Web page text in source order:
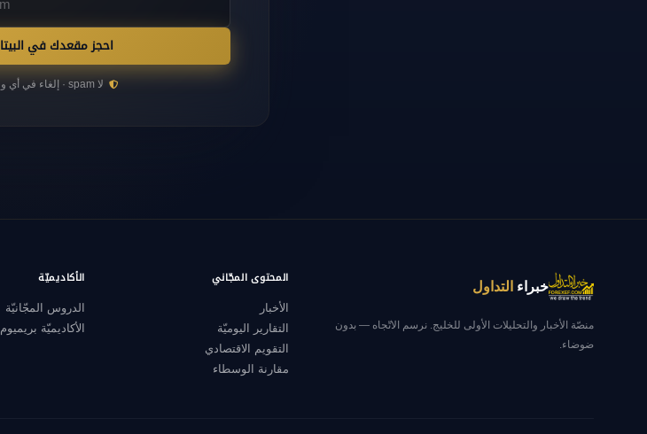
احجز مقعدك في البيتا
لا spam · إلغاء في أي وقت
خبراء التداول
منصّة الأخبار والتحليلات الأولى للخليج. نرسم الاتّجاه — بدون
ضوضاء.
المحتوى المجّاني
الأخبار
التقارير اليوميّة
التقويم الاقتصادي
مقارنة الوسطاء
الأكاديميّة
الدروس المجّانيّة
الأكاديميّة بريميوم